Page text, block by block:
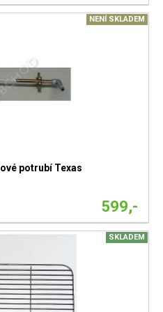
NENÍ SKLADEM
potrubí Texas
599,-
SKLADEM